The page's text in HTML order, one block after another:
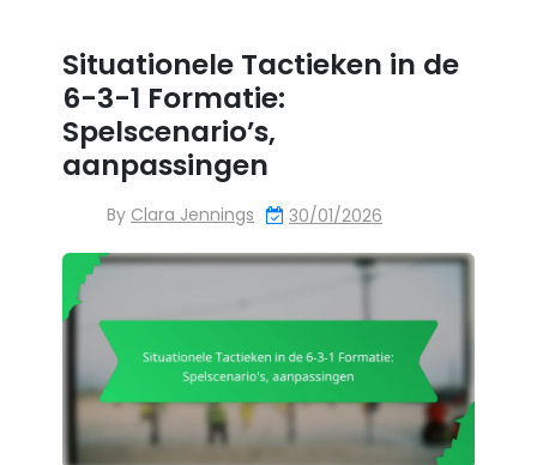
Situationele Tactieken in de
6-3-1 Formatie:
Spelscenario’s,
aanpassingen
By Clara Jennings 30/01/2026